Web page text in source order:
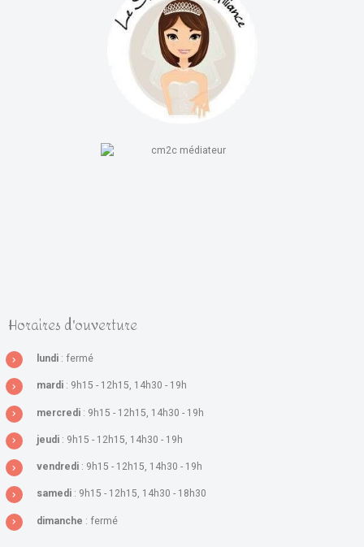
Horaires d'ouverture
lundi : fermé
mardi : 9h15 - 12h15, 14h30 - 19h
mercredi : 9h15 - 12h15, 14h30 - 19h
jeudi : 9h15 - 12h15, 14h30 - 19h
vendredi : 9h15 - 12h15, 14h30 - 19h
samedi : 9h15 - 12h15, 14h30 - 18h30
dimanche : fermé